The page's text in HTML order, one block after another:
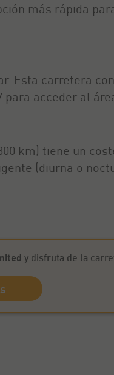
más rápida
Esta carretera
acceder al
km) tiene un
(diurna o
y disfruta de la